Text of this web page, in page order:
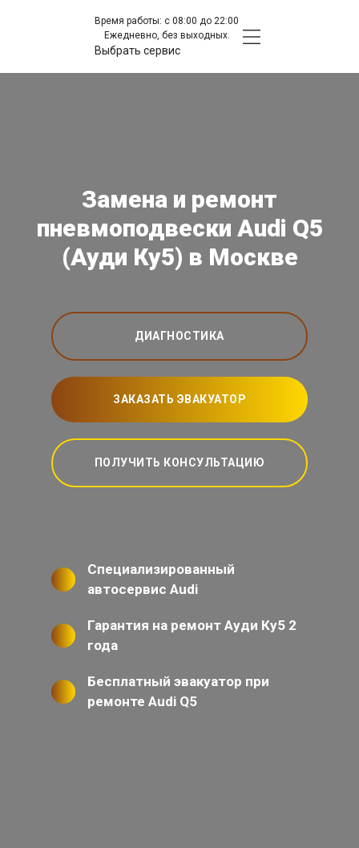
Время работы: с 08:00 до 22:00
Ежедневно, без выходных.
Выбрать сервис
Замена и ремонт
пневмоподвески Audi Q5
(Ауди Ку5) в Москве
ДИАГНОСТИКА
ЗАКАЗАТЬ ЭВАКУАТОР
ПОЛУЧИТЬ КОНСУЛЬТАЦИЮ
Специализированный
автосервис Audi
Гарантия на ремонт Ауди Ку5 2
года
Бесплатный эвакуатор при
ремонте Audi Q5